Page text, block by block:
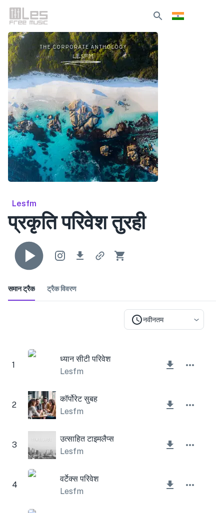
Lesfm
प्रकृति परिवेश तुरही
समान ट्रैक ट्रैक विवरण
नवीनतम
1
ध्यान सीटी परिवेश
Lesfm
2
कॉर्पोरेट सुबह
Lesfm
3
उत्साहित टाइमलैप्स
Lesfm
4
वर्टेक्स परिवेश
Lesfm